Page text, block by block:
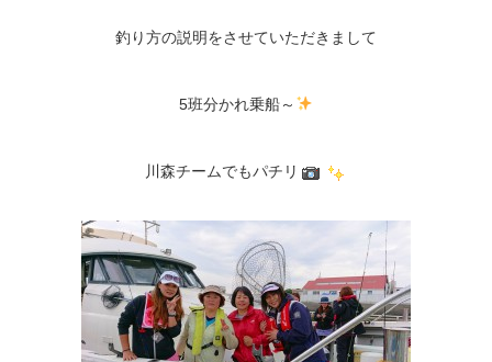
釣り方の説明をさせていただきまして
5班分かれ乗船～
川森チームでもパチリ